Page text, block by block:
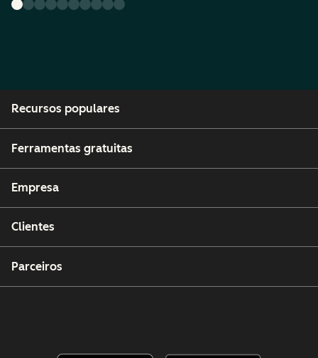
Recursos populares
Ferramentas gratuitas
Empresa
Clientes
Parceiros